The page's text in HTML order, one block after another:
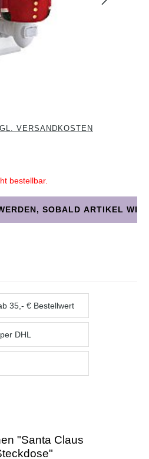
VERSANDKOSTEN
bestellbar.
SOBALD ARTIKEL
35,- € Bestellwert
DHL
"Santa Claus